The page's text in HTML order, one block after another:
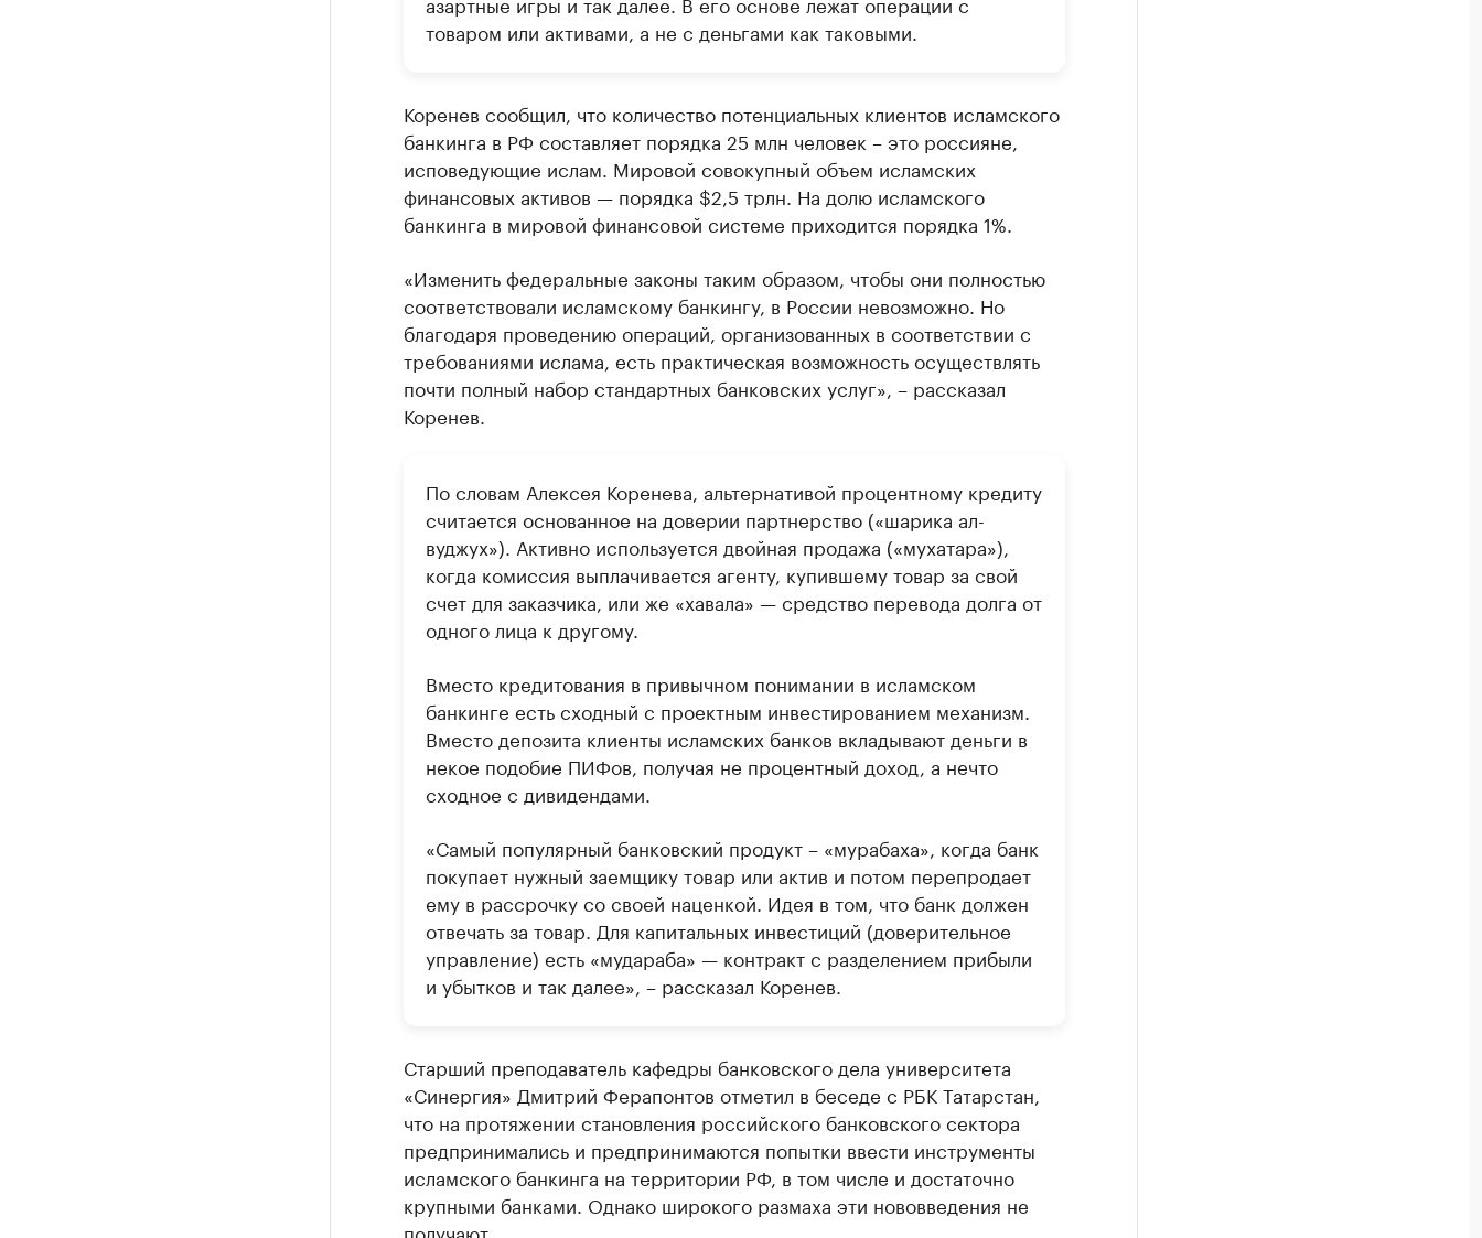
товаром или активами, а не с деньгами как таковыми.
Коренев сообщил, что количество потенциальных клиентов исламского
банкинга в РФ составляет порядка 25 млн человек – это россияне,
исповедующие ислам. Мировой совокупный объем исламских
финансовых активов — порядка $2,5 трлн. На долю исламского
банкинга в мировой финансовой системе приходится порядка 1%.
«Изменить федеральные законы таким образом, чтобы они полностью
соответствовали исламскому банкингу, в России невозможно. Но
благодаря проведению операций, организованных в соответствии с
требованиями ислама, есть практическая возможность осуществлять
почти полный набор стандартных банковских услуг», – рассказал
Коренев.
По словам Алексея Коренева, альтернативой процентному кредиту
считается основанное на доверии партнерство («шарика ал-
вуджух»). Активно используется двойная продажа («мухатара»),
когда комиссия выплачивается агенту, купившему товар за свой
счет для заказчика, или же «хавала» — средство перевода долга от
одного лица к другому.
Вместо кредитования в привычном понимании в исламском
банкинге есть сходный с проектным инвестированием механизм.
Вместо депозита клиенты исламских банков вкладывают деньги в
некое подобие ПИФов, получая не процентный доход, а нечто
сходное с дивидендами.
«Самый популярный банковский продукт – «мурабаха», когда банк
покупает нужный заемщику товар или актив и потом перепродает
ему в рассрочку со своей наценкой. Идея в том, что банк должен
отвечать за товар. Для капитальных инвестиций (доверительное
управление) есть «мудараба» — контракт с разделением прибыли
и убытков и так далее», – рассказал Коренев.
Старший преподаватель кафедры банковского дела университета
«Синергия» Дмитрий Ферапонтов отметил в беседе с РБК Татарстан,
что на протяжении становления российского банковского сектора
предпринимались и предпринимаются попытки ввести инструменты
исламского банкинга на территории РФ, в том числе и достаточно
крупными банками. Однако широкого размаха эти нововведения не
получают.